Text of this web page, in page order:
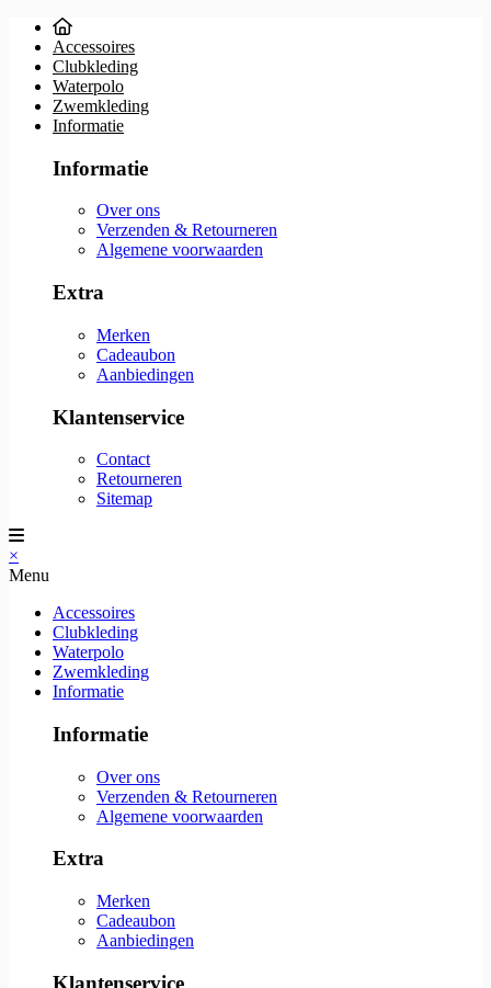
Accessoires
Clubkleding
Waterpolo
Zwemkleding
Informatie
Informatie
Over ons
Verzenden & Retourneren
Algemene voorwaarden
Extra
Merken
Cadeaubon
Aanbiedingen
Klantenservice
Contact
Retourneren
Sitemap
×
Menu
Accessoires
Clubkleding
Waterpolo
Zwemkleding
Informatie
Informatie
Over ons
Verzenden & Retourneren
Algemene voorwaarden
Extra
Merken
Cadeaubon
Aanbiedingen
Klantenservice